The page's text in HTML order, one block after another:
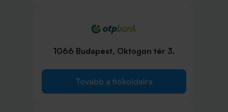
1066 Budapest, Oktogon tér 3.
Tovább a fiókoldalra